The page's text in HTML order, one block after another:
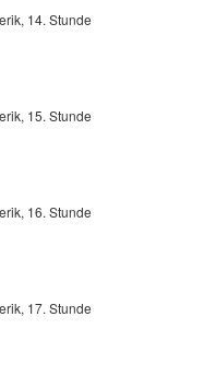
14. Stunde
15. Stunde
16. Stunde
17. Stunde